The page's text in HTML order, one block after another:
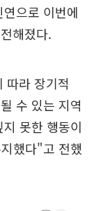
으로 이번에
해졌다.
따라 장기적
수 있는 지역
못한 행동이
했다"고 전했